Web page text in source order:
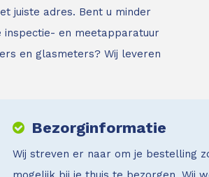
juiste adres. Bent u minder
en meetapparatuur
en glasmeters? Wij leveren
Bezorginformatie
Wij streven er naar om je bestelling